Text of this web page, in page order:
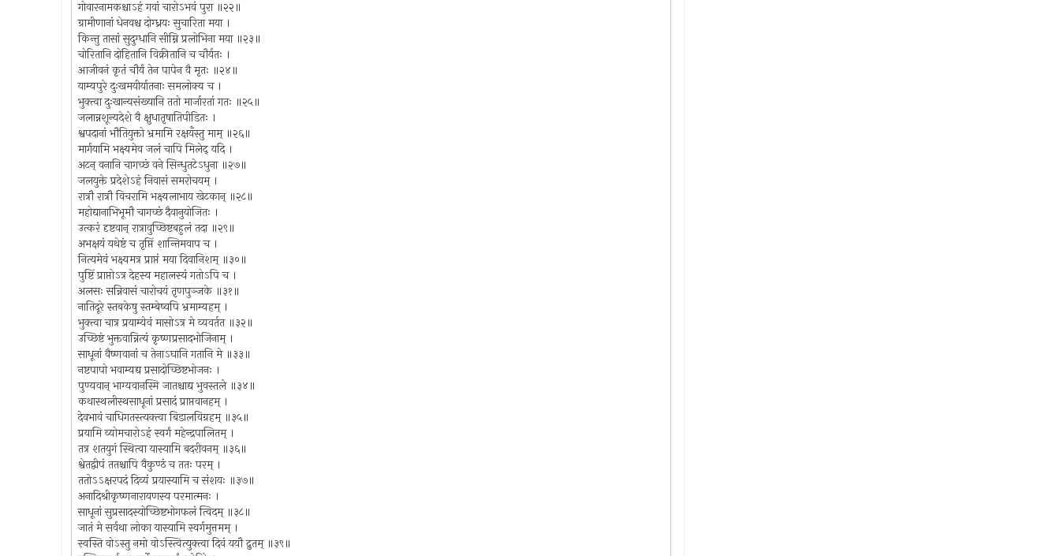
गोवारनामकश्चाऽहं गवां चारोऽभवं पुरा ॥२२॥
ग्रामीणानां धेनवश्च दोग्ध्रयः सुचारिता मया ।
किन्तु तासां सुदुग्धानि सीम्नि प्रलोभिना मया ॥२३॥
चोरितानि दोहितानि विक्रीतानि च चौर्यतः ।
आजीवनं कृतं चौर्यं तेन पापेन वै मृतः ॥२४॥
याम्यपुरे दुःखमयीर्यातनाः समलोक्य च ।
भुक्त्वा दुःखान्यसंख्यानि ततो मार्जारतां गतः ॥२५॥
जलान्नशून्यदेशे वै क्षुधातृषातिपीडितः ।
श्वपदानां भौतियुक्तो भ्रमामि रक्षयँस्तु माम् ॥२६॥
मार्गयामि भक्ष्यमेव जलं चापि मिलेद् यदि ।
अटन् वनानि चागच्छं वने सिन्धुतटेऽधुना ॥२७॥
जलयुक्ते प्रदेशेऽहं निवासं समरोचयम् ।
रात्रौ रात्रौ विचरामि भक्ष्यलाभाय खेटकान् ॥२८॥
महोद्यानाभिभूमौ चागच्छं दैवानुयोजितः ।
उत्करं दृष्टवान् रात्रावुच्छिष्टबहुलं तदा ॥२९॥
अभक्षयं यथेष्टं च तृप्तिं शान्तिमवाप च ।
नित्यमेवं भक्ष्यमत्र प्राप्तं मया दिवानिशम् ॥३०॥
पुष्टिं प्राप्तोऽत्र देहस्य महालस्यं गतोऽपि च ।
अलसः सन्निवासं चारोचयं तृणपुञ्जके ॥३१॥
नातिदूरे स्तबकेषु स्तम्बेष्वपि भ्रमाम्यहम् ।
भुक्त्वा चात्र प्रयाम्येवं मासोऽत्र मे व्यवर्तत ॥३२॥
उच्छिष्टं भुक्तवान्नित्यं कृष्णप्रसादभोजिनाम् ।
साधूनां वैष्णवानां च तेनाऽघानि गतानि मे ॥३३॥
नष्टपापो भवाम्यद्य प्रसादोच्छिष्टभोजनः ।
पुण्यवान् भाग्यवानस्मि जातश्चाद्य भुवस्तले ॥३४॥
कथास्थलीस्थसाधूनां प्रसादं प्राप्तवानहम् ।
देवभावं चाधिगतस्त्यक्त्वा बिडालविग्रहम् ॥३५॥
प्रयामि व्योमचारोऽहं स्वर्गं महेन्द्रपालितम् ।
तत्र शतयुगं स्थित्वा यास्यामि बदरीवनम् ॥३६॥
श्वेतद्वीपं ततश्चापि वैकुण्ठं च ततः परम् ।
ततोऽऽक्षरपदं दिव्यं प्रयास्यामि च संशयः ॥३७॥
अनादिश्रीकृष्णनारायणस्य परमात्मनः ।
साधूनां सुप्रसादस्योच्छिष्टभोगफलं त्विदम् ॥३८॥
जातं मे सर्वथा लोका यास्यामि स्वर्गमुत्तमम् ।
स्वस्ति वोऽस्तु नमो वोऽस्त्वित्युक्त्वा दिवं ययौ द्रुतम् ॥३९॥